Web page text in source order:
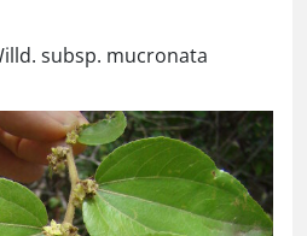
subsp. mucronata